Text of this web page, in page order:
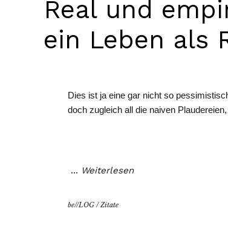
Real und
ein Leben als
Dies ist ja eine gar nicht so
doch zugleich all die naiven
… Weiterlesen
be//LOG /Zitate